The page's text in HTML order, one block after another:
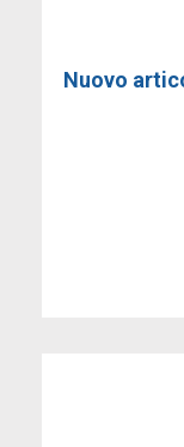
Nuovo